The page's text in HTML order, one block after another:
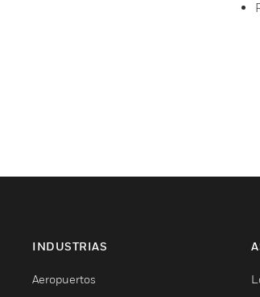
INDUSTRIAS
Aeropuertos